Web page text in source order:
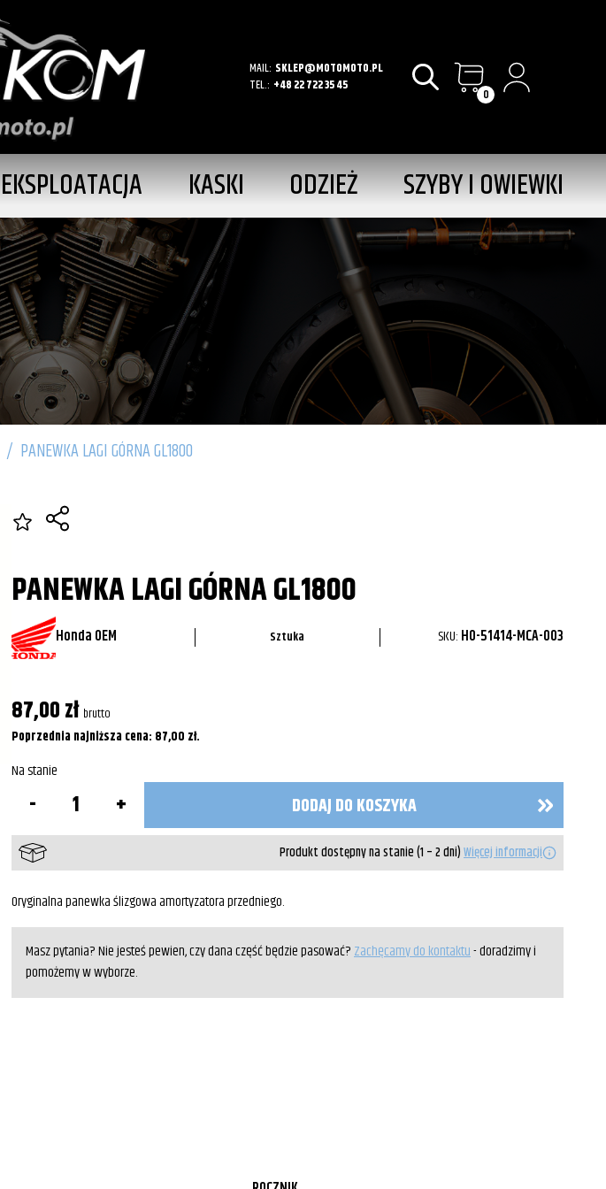
MAIL: SKLEP@MOTOMOTO.PL
TEL.: +48 22 722 35 45 0
EKSPLOATACJA KASKI ODZIEŻ SZYBY I OWIEWKI
/ PANEWKA LAGI GÓRNA GL1800
PANEWKA LAGI GÓRNA GL1800
Honda OEM Sztuka SKU: HO-51414-MCA-003
87,00zł brutto
Poprzednia najniższa cena: 87,00 zł.
Na stanie
Panewka
górna
DODAJ DO KOSZYKA
Produkt dostępny na stanie (1 – 2 dni)Więcej informacji
Oryginalna panewka ślizgowa amortyzatora przedniego.
Masz pytania? Nie jesteś pewien, czy dana część będzie pasować?Zachęcamy do kontaktu- doradzimy i
pomożemy w wyborze.